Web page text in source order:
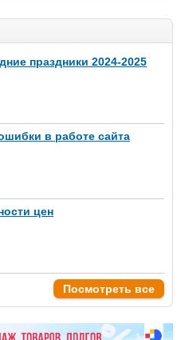
праздники 2024-2025
в работе сайта
цен
Посмотреть все